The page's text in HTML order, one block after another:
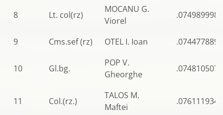
8 Lt. col(rz)
MOCANU G.
Viorel
.0749899985
9 Cms.sef (rz) OTEL I. Ioan .0744778899
10 Gl.bg.
POP V.
Gheorghe
.0748105078
11 Col.(rz.)
TALOS M.
Maftei
.0761119347